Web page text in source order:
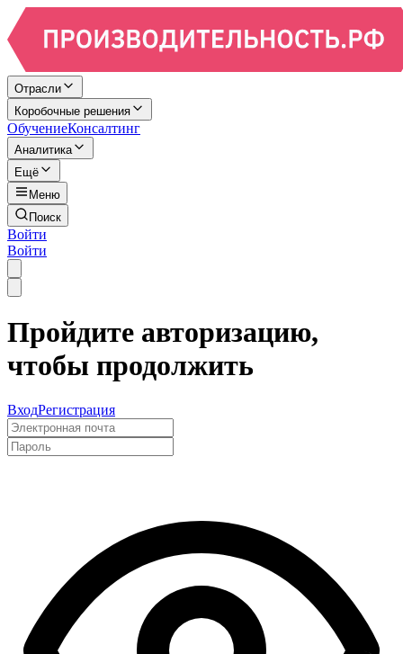
Отрасли
Коробочные решения
ОбучениеКонсалтинг
Аналитика
Ещё
Меню
Поиск
Войти
Войти
Пройдите авторизацию,
чтобы продолжить
ВходРегистрация